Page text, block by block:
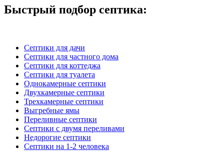
Быстрый подбор септика:
Септики для дачи
Септики для частного дома
Септики для коттеджа
Септики для туалета
Однокамерные септики
Двухкамерные септики
Трехкамерные септики
Выгребные ямы
Переливные септики
Септики с двумя переливами
Недорогие септики
Септики на 1-2 человека